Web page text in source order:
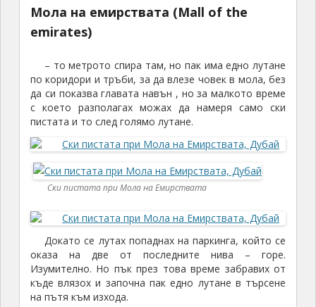
Мола на емирствата (Mall of the
emirates)
– то метрото спира там, но пак има едно лутане
по коридори и тръби, за да влезе човек в мола, без
да си показва главата навън , но за малкото време
с което разполагах можах да намеря само ски
пистата и то след голямо лутане.
Ски пистата при Мола на Емирствата
Докато се лутах попаднах на паркинга, който се
оказа на две от последните нива – горе.
Изумително. Но пък през това време забравих от
къде влязох и започна пак едно лутане в търсене
на пътя към изхода.